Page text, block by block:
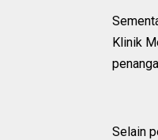
Klinik
Selain